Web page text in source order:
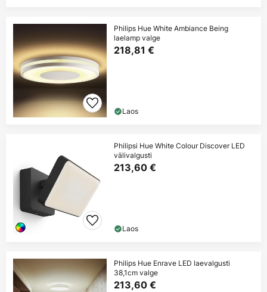
Philips Hue White Ambiance Being
laelamp valge
218,81 €
Laos
Philipsi Hue White Colour Discover LED
välivalgusti
213,60 €
Laos
Philips Hue Enrave LED laevalgusti
38,1cm valge
213,60 €